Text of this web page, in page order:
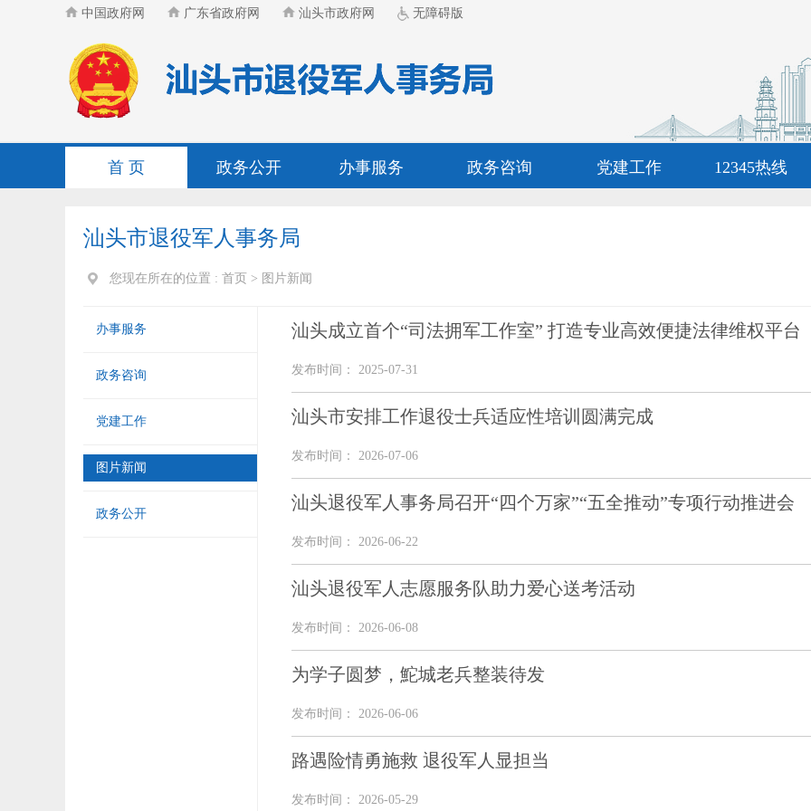
中国政府网 广东省政府网 汕头市政府网 无障碍版
首 页 政务公开 办事服务 政务咨询 党建工作 12345热线
汕头市退役军人事务局
您现在所在的位置 : 首页 > 图片新闻
办事服务
政务咨询
党建工作
图片新闻
政务公开
汕头成立首个“司法拥军工作室” 打造专业高效便捷法律维权平台
发布时间： 2025-07-31
汕头市安排工作退役士兵适应性培训圆满完成
发布时间： 2026-07-06
汕头退役军人事务局召开“四个万家”“五全推动”专项行动推进会
发布时间： 2026-06-22
汕头退役军人志愿服务队助力爱心送考活动
发布时间： 2026-06-08
为学子圆梦，鮀城老兵整装待发
发布时间： 2026-06-06
路遇险情勇施救 退役军人显担当
发布时间： 2026-05-29